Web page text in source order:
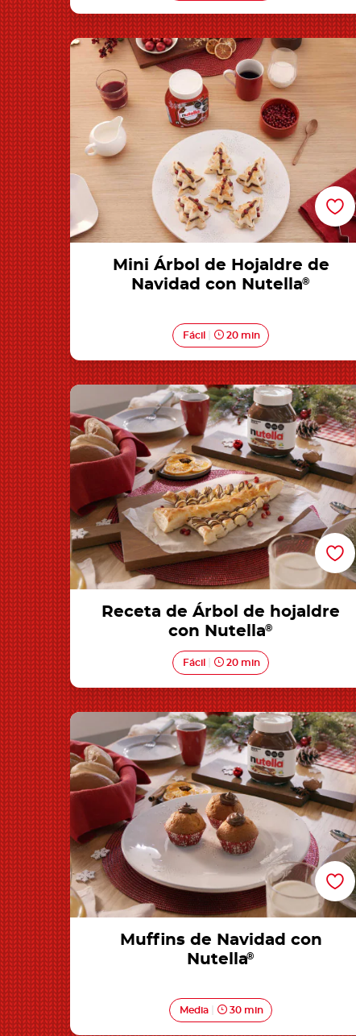
Mini Árbol de Hojaldre de Navidad con
Nutella®
Mini Árbol de Hojaldre de
Navidad con Nutella®
Fácil 20 min
Receta de Árbol de hojaldre con Nutella®
Receta de Árbol de hojaldre
con Nutella®
Fácil 20 min
Muffins de Navidad con Nutella®
Muffins de Navidad con
Nutella®
Media 30 min